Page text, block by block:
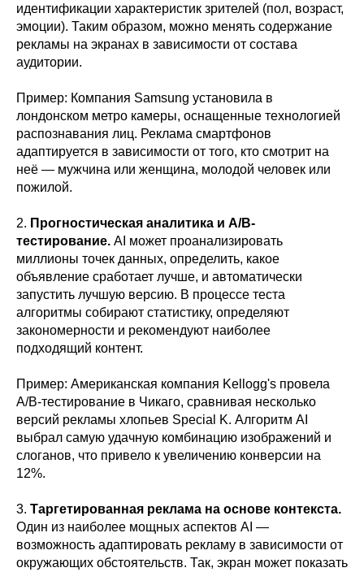
идентификации характеристик зрителей (пол, возраст,
эмоции). Таким образом, можно менять содержание
рекламы на экранах в зависимости от состава
аудитории.
Пример: Компания Samsung установила в
лондонском метро камеры, оснащенные технологией
распознавания лиц. Реклама смартфонов
адаптируется в зависимости от того, кто смотрит на
неё — мужчина или женщина, молодой человек или
пожилой.
2. Прогностическая аналитика и A/B-
тестирование. AI может проанализировать
миллионы точек данных, определить, какое
объявление сработает лучше, и автоматически
запустить лучшую версию. В процессе теста
алгоритмы собирают статистику, определяют
закономерности и рекомендуют наиболее
подходящий контент.
Пример: Американская компания Kellogg's провела
A/B-тестирование в Чикаго, сравнивая несколько
версий рекламы хлопьев Special K. Алгоритм AI
выбрал самую удачную комбинацию изображений и
слоганов, что привело к увеличению конверсии на
12%.
3. Таргетированная реклама на основе контекста.
Один из наиболее мощных аспектов AI —
возможность адаптировать рекламу в зависимости от
окружающих обстоятельств. Так, экран может показать